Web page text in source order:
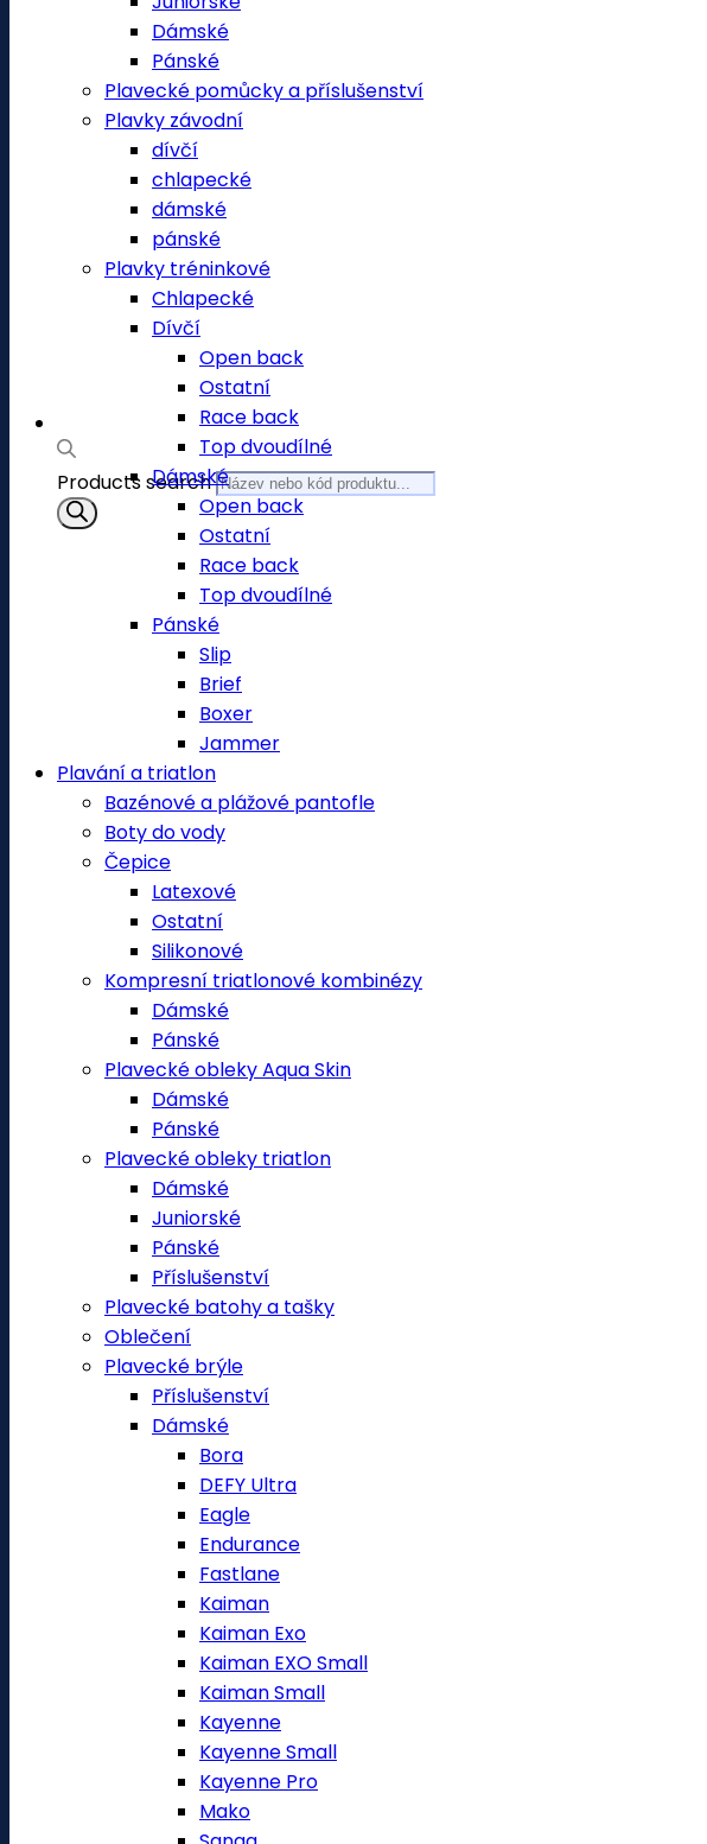
Products search
Dámské
Pánské
Plavecké pomůcky a příslušenství
Plavky závodní
dívčí
chlapecké
dámské
pánské
Plavky tréninkové
Chlapecké
Dívčí
Open back
Ostatní
Race back
Top dvoudílné
Dámské
Open back
Ostatní
Race back
Top dvoudílné
Pánské
Slip
Brief
Boxer
Jammer
Plavání a triatlon
Bazénové a plážové pantofle
Boty do vody
Čepice
Latexové
Ostatní
Silikonové
Kompresní triatlonové kombinézy
Dámské
Pánské
Plavecké obleky Aqua Skin
Dámské
Pánské
Plavecké obleky triatlon
Dámské
Juniorské
Pánské
Příslušenství
Plavecké batohy a tašky
Oblečení
Plavecké brýle
Příslušenství
Dámské
Bora
DEFY Ultra
Eagle
Endurance
Fastlane
Kaiman
Kaiman Exo
Kaiman EXO Small
Kaiman Small
Kayenne
Kayenne Small
Kayenne Pro
Mako